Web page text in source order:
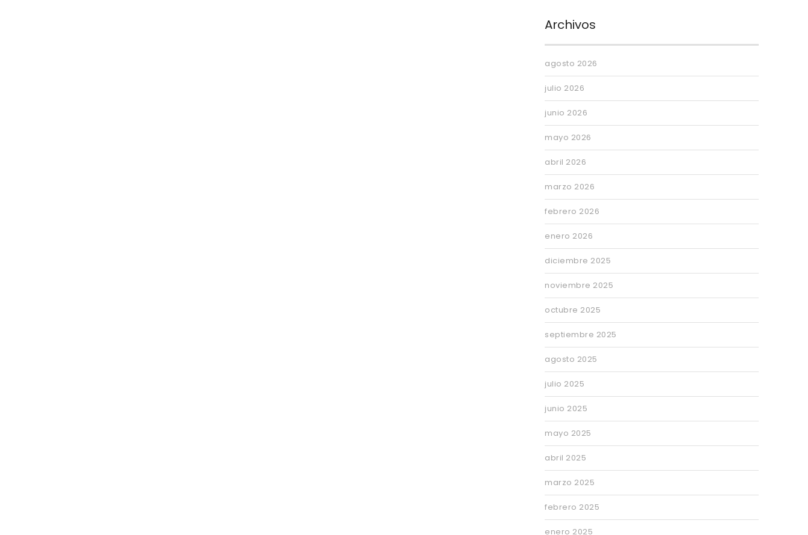
Archivos
agosto 2026
julio 2026
junio 2026
mayo 2026
abril 2026
marzo 2026
febrero 2026
enero 2026
diciembre 2025
noviembre 2025
octubre 2025
septiembre 2025
agosto 2025
julio 2025
junio 2025
mayo 2025
abril 2025
marzo 2025
febrero 2025
enero 2025